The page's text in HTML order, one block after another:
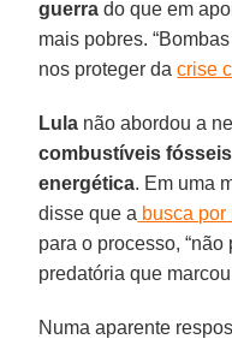
guerra do que em
mais pobres.
nos proteger dacrise
Lula não abordou a
combustíveis fósseis
energética. Em uma
disse que a busca
para o processo,
predatória que
Numa aparente